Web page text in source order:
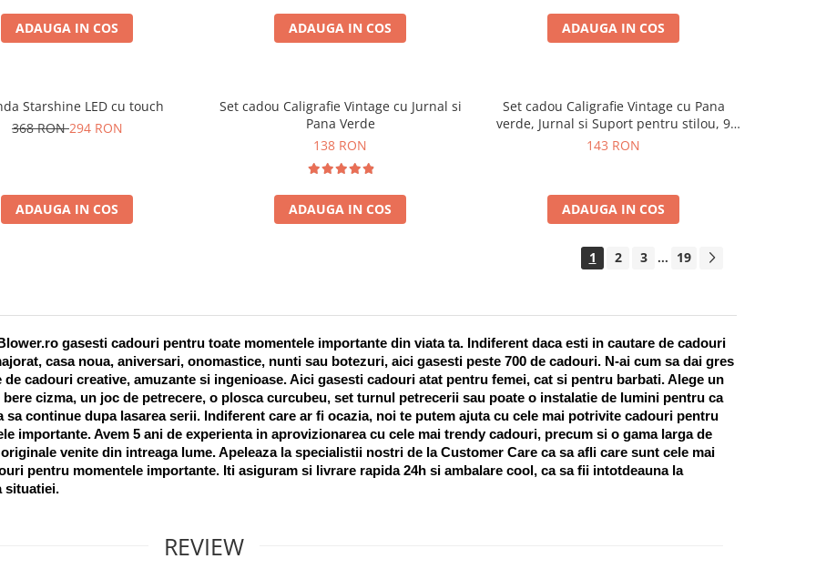
ADAUGA IN COS ADAUGA IN COS ADAUGA IN COS
Starshine LED cu touch
368 RON294 RON
ADAUGA IN COS
Set cadou Caligrafie Vintage cu Jurnal si
Pana Verde
138 RON
ADAUGA IN COS
Set cadou Caligrafie Vintage cu Pana
verde, Jurnal si Suport pentru stilou, 9
piese
143 RON
ADAUGA IN COS
1 2 3 ... 19
gasesti cadouri pentru toate momentele importante din viata ta. Indiferent daca esti in cautare de cadouri
casa noua, aniversari, onomastice, nunti sau botezuri, aici gasesti peste 700 de cadouri. N-ai cum sa dai gres
de cadouri creative, amuzante si ingenioase. Aici gasesti cadouri atat pentru femei, cat si pentru barbati. Alege un
bere cizma, un joc de petrecere, o plosca curcubeu, set turnul petrecerii sau poate o instalatie de lumini pentru ca
sa continue dupa lasarea serii. Indiferent care ar fi ocazia, noi te putem ajuta cu cele mai potrivite cadouri pentru
importante. Avem 5 ani de experienta in aprovizionarea cu cele mai trendy cadouri, precum si o gama larga de
venite din intreaga lume. Apeleaza la specialistii nostri de la Customer Care ca sa afli care sunt cele mai
pentru momentele importante. Iti asiguram si livrare rapida 24h si ambalare cool, ca sa fii intotdeauna la
situatiei.
REVIEW